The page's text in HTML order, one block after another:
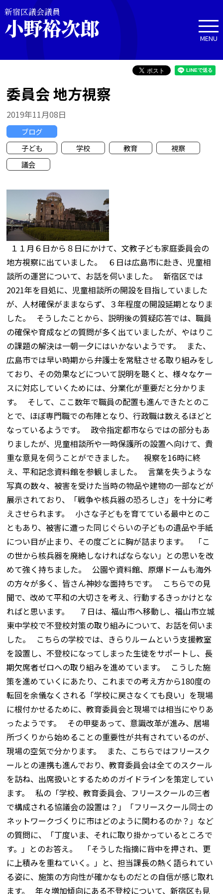
新宿区議会議員
小野裕次郎 MENU
委員会 地方視察
2019年11月08日
ブログ
子ども
学校 教育
視察
議会
１１月６日から８日にかけて、文教子ども家庭委員会の
地方視察に出ていました。 ６日は広島市に赴き、児童相
談所の運営について、お話を伺いました。 新宿区では
2021年を目処に、児童相談所の開設を目指していました
が、人材確保がままならず、３年程度の開設延期となりま
した。 そうしたことから、説明後の質疑応答では、職員
の確保や育成などの質問が多く出ていましたが、やはりこ
の課題の解決は一朝一夕にはいかないようです。 また、
広島市では早い時期から弁護士を常駐させる取り組みをし
ており、その効果などについて説明を聴くと、様々なケー
スに対応していくためには、分業化が重要だと分かりま
す。 そして、ここ数年で職員の配置も進んできたとのこ
とで、ほぼ専門職での布陣となり、行政職は数えるほどと
なっているようです。 政令指定都市ならではの部分もあ
りましたが、児童相談所や一時保護所の設置へ向けて、貴
重な意見を伺うことができました。 視察を16時に終
え、平和記念資料館を参観しました。 言葉を失うような
写真の数々、被害を受けた当時の物品や建物の一部などが
展示されており、「戦争や核兵器の恐ろしさ」を十分に考
えさせられます。 小さな子どもを育てている最中とのこ
ともあり、被害に遭った同じぐらいの子どもの遺品や手紙
につい目が止まり、その度ごとに胸が詰まります。 「こ
の世から核兵器を廃絶しなければならない」との思いを改
めて強く持ちました。 公園や資料館、原爆ドームも海外
の方々が多く、皆さん神妙な面持ちです。 こちらでの見
聞で、改めて平和の大切さを考え、行動するきっかけとな
ればと思います。 ７日は、福山市へ移動し、福山市立城
東中学校で不登校対策の取り組みについて、お話を伺いま
した。 こちらの学校では、きらりルームという支援教室
を設置し、不登校になってしまった生徒をサポートし、長
期欠席者ゼロへの取り組みを進めています。 こうした施
策を進めていくにあたり、これまでの考え方から180度の
転回を余儀なくされる「学校に戻さなくても良い」を現場
に根付かせるために、教育委員会と現場では相当にやりあ
ったようです。 その甲斐あって、意識改革が進み、居場
所づくりから始めることの重要性が共有されているのが、
現場の空気で分かります。 また、こちらではフリースク
ールとの連携も進んでおり、教育委員会は全てのスクール
を訪ね、出席扱いとするためのガイドラインを策定してい
ます。 私の「学校、教育委員会、フリースクールの三者
で構成される協議会の設置は？」「フリースクール同士の
ネットワークづくりに市はどのように関わるのか？」など
の質問に、「丁度いま、それに取り掛かっているところで
す。」とのお答え。 「そうした指摘に背中を押され、更
に上積みを重ねていく。」と、担当課長の熱く語られてい
る姿に、施策の方向性が確かなものだとの自信が感じ取れ
ます。 年々増加傾向にある不登校について、新宿区も見